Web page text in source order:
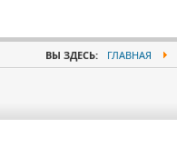
ВЫ ЗДЕСЬ: ГЛАВНАЯ